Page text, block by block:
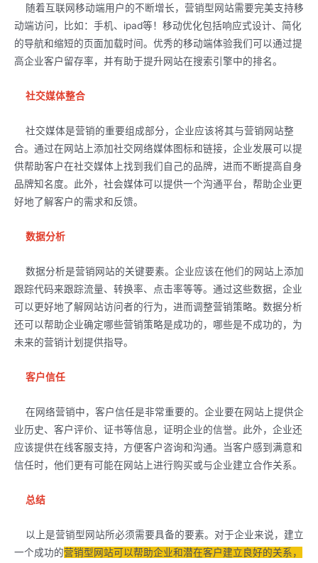
随着互联网移动端用户的不断增长，营销型网站需要完美支持移
动端访问，比如：手机、ipad等！移动优化包括响应式设计、简化
的导航和缩短的页面加载时间。优秀的移动端体验我们可以通过提
高企业客户留存率，并有助于提升网站在搜索引擎中的排名。
社交媒体整合
社交媒体是营销的重要组成部分，企业应该将其与营销网站整
合。通过在网站上添加社交网络媒体图标和链接，企业发展可以提
供帮助客户在社交媒体上找到我们自己的品牌，进而不断提高自身
品牌知名度。此外，社会媒体可以提供一个沟通平台，帮助企业更
好地了解客户的需求和反馈。
数据分析
数据分析是营销网站的关键要素。企业应该在他们的网站上添加
跟踪代码来跟踪流量、转换率、点击率等等。通过这些数据，企业
可以更好地了解网站访问者的行为，进而调整营销策略。数据分析
还可以帮助企业确定哪些营销策略是成功的，哪些是不成功的，为
未来的营销计划提供指导。
客户信任
在网络营销中，客户信任是非常重要的。企业要在网站上提供企
业历史、客户评价、证书等信息，证明企业的信誉。此外，企业还
应该提供在线客服支持，方便客户咨询和沟通。当客户感到满意和
信任时，他们更有可能在网站上进行购买或与企业建立合作关系。
总结
以上是营销型网站所必须需要具备的要素。对于企业来说，建立
一个成功的营销型网站可以帮助企业和潜在客户建立良好的关系，